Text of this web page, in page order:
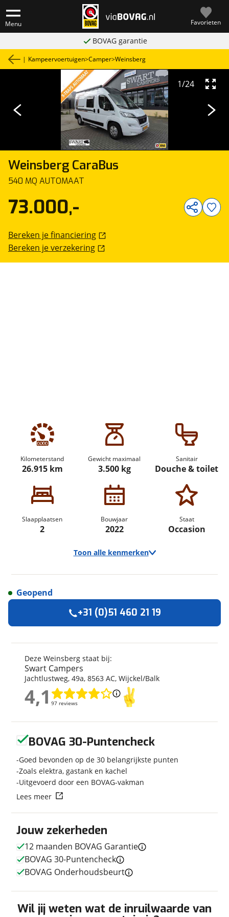
Menu Favorieten
BOVAG garantie
| Kampeervoertuigen>Camper>Weinsberg
Weinsberg CaraBus
540 MQ AUTOMAAT
1/24
Kilometerstand
26.915 km
Gewicht maximaal
3.500 kg
Sanitair
Douche & toilet
Slaapplaatsen
2
Bouwjaar
2022
Staat
Occasion
Toon alle kenmerken
Merk
Weinsberg
Automerk camper
Fiat
Model
Uitvoering
Kenteken
P919KV
Kilometerstand
26.915 km
Carrosserievorm
Busmodel
Soort voertuig
Camper
Techniek
Vermogen
Breedte
2,05 m
73.000,-
Bereken je financiering
Bereken je verzekering
Deze Weinsberg staat bij:
Swart Campers
Jachtlustweg, 49a, 8563 AC, Wijckel/Balk
4,1 97 reviews
4,1
Geopend
+31 (0)51 460 21 19
Jouw zekerheden
12 maanden BOVAG Garantie
BOVAG 30-Puntencheck
BOVAG Onderhoudsbeurt
Wil jij weten wat de inruilwaarde van
BOVAG 30-Puntencheck
Goed bevonden op de 30 belangrijkste punten
Zoals elektra, gastank en kachel
Uitgevoerd door een BOVAG-vakman
Lees meer